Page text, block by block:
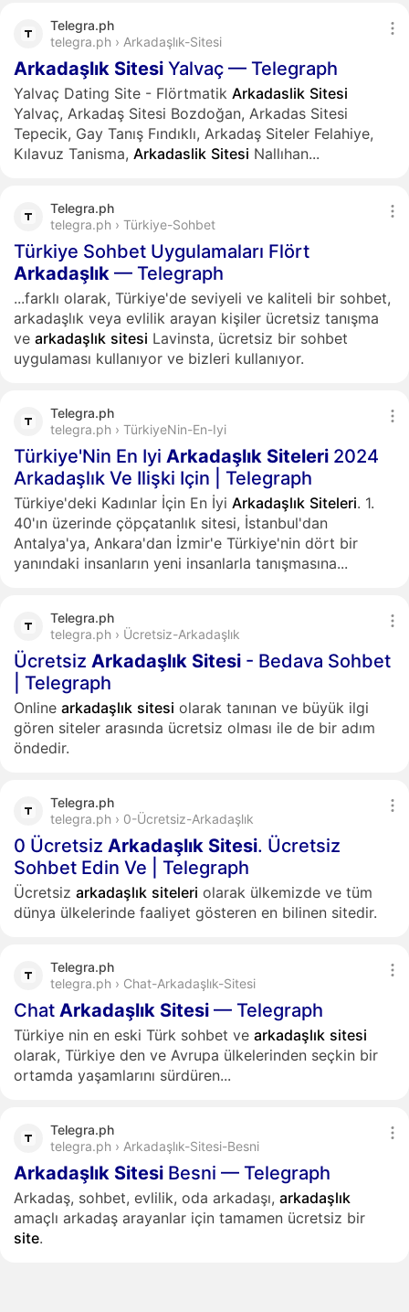
Telegra.ph
telegra.ph › Arkadaşlık-Sitesi
Arkadaşlık Sitesi Yalvaç — Telegraph
Yalvaç Dating Site - Flörtmatik Arkadaslik Sitesi
Yalvaç, Arkadaş Sitesi Bozdoğan, Arkadas Sitesi
Tepecik, Gay Tanış Fındıklı, Arkadaş Siteler Felahiye,
Kılavuz Tanisma, Arkadaslik Sitesi Nallıhan...
Telegra.ph
telegra.ph › Türkiye-Sohbet
Türkiye Sohbet Uygulamaları Flört
Arkadaşlık — Telegraph
...farklı olarak, Türkiye'de seviyeli ve kaliteli bir sohbet,
arkadaşlık veya evlilik arayan kişiler ücretsiz tanışma
ve arkadaşlık sitesi Lavinsta, ücretsiz bir sohbet
uygulaması kullanıyor ve bizleri kullanıyor.
Telegra.ph
telegra.ph › TürkiyeNin-En-Iyi
Türkiye'Nin En Iyi Arkadaşlık Siteleri 2024
Arkadaşlık Ve Ilişki Için | Telegraph
Türkiye'deki Kadınlar İçin En İyi Arkadaşlık Siteleri. 1.
40'ın üzerinde çöpçatanlık sitesi, İstanbul'dan
Antalya'ya, Ankara'dan İzmir'e Türkiye'nin dört bir
yanındaki insanların yeni insanlarla tanışmasına...
Telegra.ph
telegra.ph › Ücretsiz-Arkadaşlık
Ücretsiz Arkadaşlık Sitesi - Bedava Sohbet
| Telegraph
Online arkadaşlık sitesi olarak tanınan ve büyük ilgi
gören siteler arasında ücretsiz olması ile de bir adım
öndedir.
Telegra.ph
telegra.ph › 0-Ücretsiz-Arkadaşlık
0 Ücretsiz Arkadaşlık Sitesi. Ücretsiz
Sohbet Edin Ve | Telegraph
Ücretsiz arkadaşlık siteleri olarak ülkemizde ve tüm
dünya ülkelerinde faaliyet gösteren en bilinen sitedir.
Telegra.ph
telegra.ph › Chat-Arkadaşlık-Sitesi
Chat Arkadaşlık Sitesi — Telegraph
Türkiye nin en eski Türk sohbet ve arkadaşlık sitesi
olarak, Türkiye den ve Avrupa ülkelerinden seçkin bir
ortamda yaşamlarını sürdüren...
Telegra.ph
telegra.ph › Arkadaşlık-Sitesi-Besni
Arkadaşlık Sitesi Besni — Telegraph
Arkadaş, sohbet, evlilik, oda arkadaşı, arkadaşlık
amaçlı arkadaş arayanlar için tamamen ücretsiz bir
site.